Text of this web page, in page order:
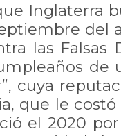
Inglaterra
del
las Falsas
de
cuya
que le
el 2020